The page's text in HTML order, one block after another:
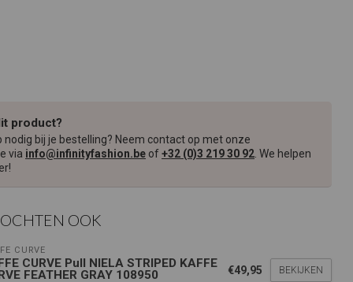
product?
nodig bij je bestelling? Neem contact op met onze
via info@infinityfashion.be of+32 (0)3 219 30 92 . We helpen
OOK
CURVE
CURVE Pull NIELA STRIPED KAFFE
FEATHER GRAY 108950
€49,95 BEKIJKEN